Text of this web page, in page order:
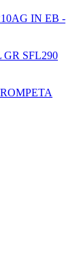
IN EB -
SFL290